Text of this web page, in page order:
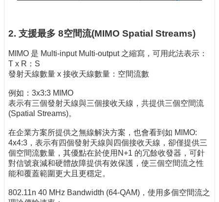
2. 支援最多 8空間流(MIMO Spatial Streams)
MIMO 是 Multi-input Multi-output 之縮寫，可用此法表示：
T x R：S
發射天線數量 x 接收天線數量：空間流數
例如：3x3:3 MIMO
表示有三個發射天線與三個接收天線，共提供三個空間流
(Spatial Streams)。
在企業方案所提供之無線解決方案，也會看到如 MIMO:
4x4:3，表示有四個發射天線與四個接收天線，卻僅提供三
個空間流數量，其優點在於使用N+1 的冗餘收發器，可針
對信號衰減和硬體故障提供有效保護，使三個空間流之性
能和覆蓋範圍更大且更穩定。
802.11n 40 MHz Bandwidth (64-QAM)，使用多個空間流之